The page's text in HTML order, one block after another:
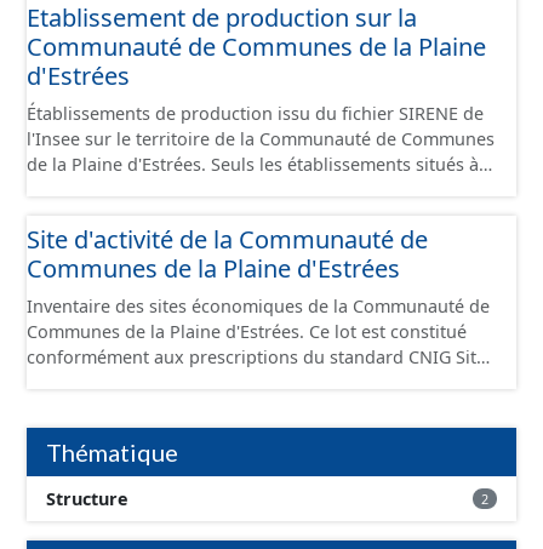
Etablissement de production sur la
Communauté de Communes de la Plaine
d'Estrées
Établissements de production issu du fichier SIRENE de
l'Insee sur le territoire de la Communauté de Communes
de la Plaine d'Estrées. Seuls les établissements situés à
conformément aux prescriptions du standard CNIG Sites
Économiques. Ce lot ne contient pas la référence aux
delà des prescriptions du CNIG se limitant aux SCI.
Site d'activité de la Communauté de
Communes de la Plaine d'Estrées
Inventaire des sites économiques de la Communauté de
Communes de la Plaine d'Estrées. Ce lot est constitué
conformément aux prescriptions du standard CNIG Sites
Thématique
Structure 2